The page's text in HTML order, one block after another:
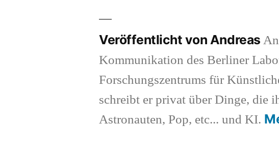
Veröffentlicht von Andreas
Kommunikation des Berliner
Forschungszentrums für
schreibt er privat über Dinge, die
Astronauten, Pop, etc... und KI.